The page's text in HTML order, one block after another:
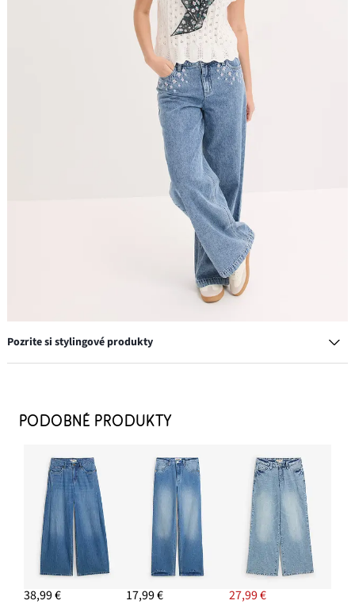
Pozrite si stylingové produkty
24,99 €
Náušnice kruhy
13,99 €
PRIDAŤ DO KOŠÍKA
Šatka (2 ks) s kvetovaným dizajnom
14,99 €
PODOBNÉ PRODUKTY
38,99 € 17,99 € 27,99 €